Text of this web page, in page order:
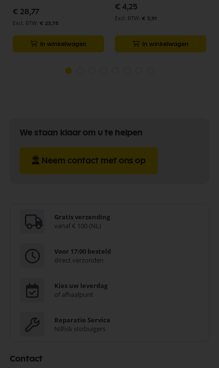
Bekijk meer Ansmann Onderdelen
€ 28,77
€ 23,78
In winkelwagen
€ 4,25
€ 3,51
In winkelwagen
We staan klaar om u te helpen
Neem contact met ons op
Gratis verzending
vanaf € 100 (NL)
Voor 17:00 besteld
direct verzonden
Kies uw leverdag
of afhaalpunt
Reparatie Service
Nilfisk stofzuigers
Contact